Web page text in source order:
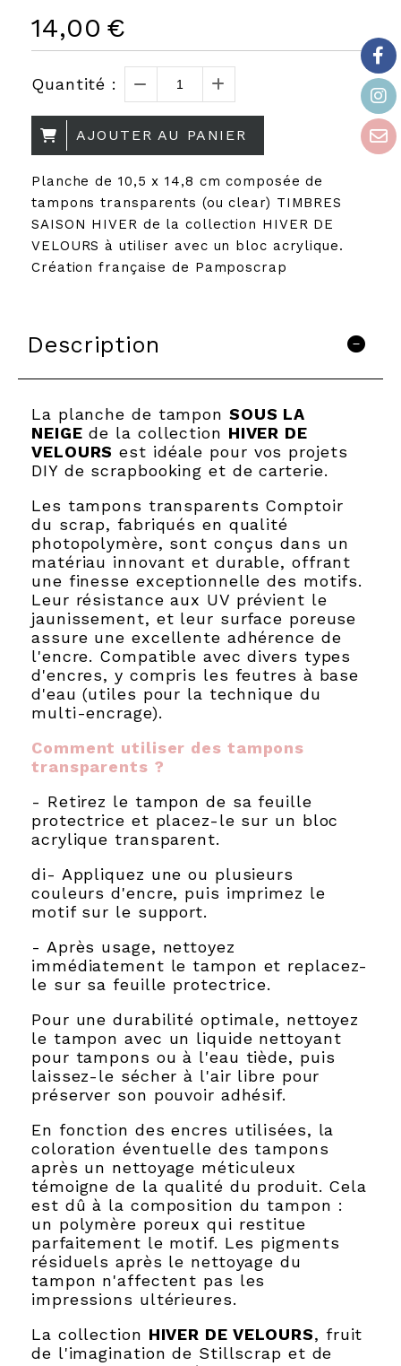
14,00 €
Quantité :
AJOUTER AU PANIER
Planche de 10,5 x 14,8 cm composée de
tampons transparents (ou clear) TIMBRES
SAISON HIVER de la collection HIVER DE
VELOURS à utiliser avec un bloc acrylique.
Création française de Pamposcrap
Description
La planche de tampon SOUS LA
NEIGE de la collection HIVER DE
VELOURS est idéale pour vos projets
DIY de scrapbooking et de carterie.
Les tampons transparents Comptoir
du scrap, fabriqués en qualité
photopolymère, sont conçus dans un
matériau innovant et durable, offrant
une finesse exceptionnelle des motifs.
Leur résistance aux UV prévient le
jaunissement, et leur surface poreuse
assure une excellente adhérence de
l'encre. Compatible avec divers types
d'encres, y compris les feutres à base
d'eau (utiles pour la technique du
multi-encrage).
Comment utiliser des tampons
transparents ?
- Retirez le tampon de sa feuille
protectrice et placez-le sur un bloc
acrylique transparent.
di- Appliquez une ou plusieurs
couleurs d'encre, puis imprimez le
motif sur le support.
- Après usage, nettoyez
immédiatement le tampon et replacez-
le sur sa feuille protectrice.
Pour une durabilité optimale, nettoyez
le tampon avec un liquide nettoyant
pour tampons ou à l'eau tiède, puis
laissez-le sécher à l'air libre pour
préserver son pouvoir adhésif.
En fonction des encres utilisées, la
coloration éventuelle des tampons
après un nettoyage méticuleux
témoigne de la qualité du produit. Cela
est dû à la composition du tampon :
un polymère poreux qui restitue
parfaitement le motif. Les pigments
résiduels après le nettoyage du
tampon n'affectent pas les
impressions ultérieures.
La collection HIVER DE VELOURS, fruit
de l'imagination de Stillscrap et de